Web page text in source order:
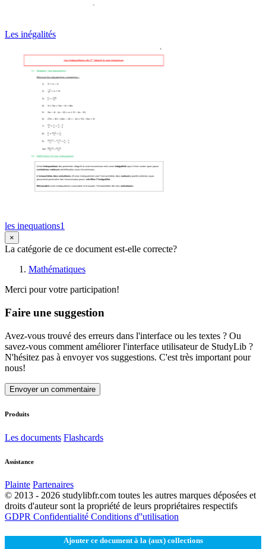
Les inégalités
les inequations1
×
La catégorie de ce document est-elle correcte?
Mathématiques
Merci pour votre participation!
Faire une suggestion
Avez-vous trouvé des erreurs dans l'interface ou les textes ? Ou
savez-vous comment améliorer l'interface utilisateur de StudyLib ?
N'hésitez pas à envoyer vos suggestions. C'est très important pour
nous!
Envoyer un commentaire
Produits
Les documents Flashcards
Assistance
Plainte Partenaires
© 2013 - 2026 studylibfr.com toutes les autres marques déposées et
droits d'auteur sont la propriété de leurs propriétaires respectifs
GDPR Confidentialité Conditions d''utilisation
Ajouter ce document à la (aux) collections